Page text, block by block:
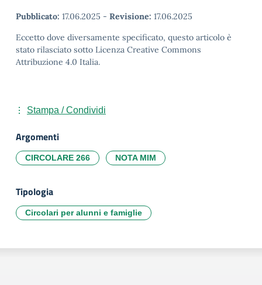
Pubblicato: 17.06.2025 - Revisione: 17.06.2025
Eccetto dove diversamente specificato, questo articolo è
stato rilasciato sotto Licenza Creative Commons
Attribuzione 4.0 Italia.
Stampa / Condividi
Argomenti
CIRCOLARE 266 NOTA MIM
Tipologia
Circolari per alunni e famiglie